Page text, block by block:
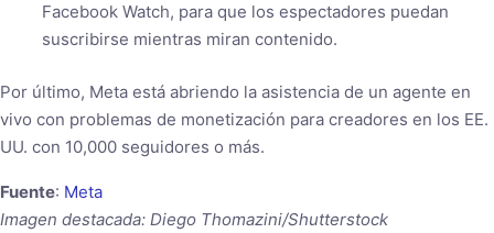
Facebook Watch, para que los espectadores puedan
suscribirse mientras miran contenido.
Por último, Meta está abriendo la asistencia de un agente en
vivo con problemas de monetización para creadores en los EE.
UU. con 10,000 seguidores o más.
Fuente: Meta
Imagen destacada: Diego Thomazini/Shutterstock